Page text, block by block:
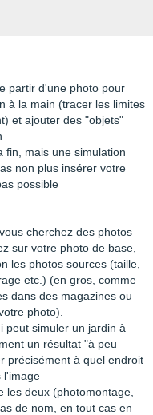
partir d'une photo pour
à la main (tracer les limites
et ajouter des "objets"
fin, mais une simulation
non plus insérer votre
possible
cherchez des photos
sur votre photo de base,
les photos sources (taille,
etc.) (en gros, comme
dans des magazines ou
photo).
peut simuler un jardin à
un résultat "à peu
précisément à quel endroit
l'image
les deux (photomontage,
de nom, en tout cas en